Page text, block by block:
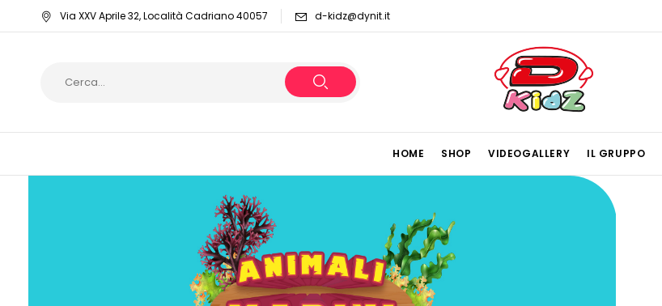
Via XXV Aprile 32, Località Cadriano 40057 d-kidz@dynit.it
HOME SHOP VIDEOGALLERY IL GRUPPO